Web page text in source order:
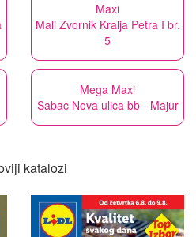
Maxi
Mali Zvornik Kralja Petra I br.
5
Mega Maxi
Šabac Nova ulica bb - Majur
katalozi